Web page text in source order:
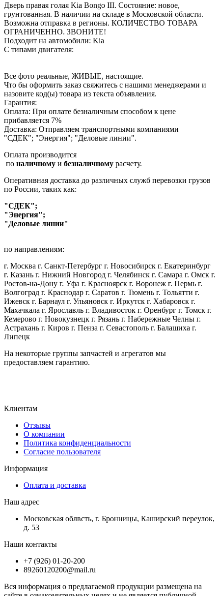
Дверь правая голая Kia Bongo III. Состояние: новое,
грунтованная. В наличии на складе в Московской области.
Возможна отправка в регионы. КОЛИЧЕСТВО ТОВАРА
ОГРАНИЧЕННО. ЗВОНИТЕ!
Подходит на автомобили: Kia
С типами двигателя:
Все фото реальные, ЖИВЫЕ, настоящие.
Что бы оформить заказ свяжитесь с нашими менеджерами и
назовите код(ы) товара из текста объявления.
Гарантия:
Оплата: При оплате безналичным способом к цене
прибавляется 7%
Доставка: Отправляем транспортными компаниями
"СДЕК"; "Энергия"; "Деловые линии".
Оплата производится
по наличному и безналичному расчету.
Оперативная доставка до различных служб перевозки грузов
по России, таких как:
"СДЕК";
"Энергия";
"Деловые линии"
по направлениям:
г. Москва г. Санкт-Петербург г. Новосибирск г. Екатеринбург
г. Казань г. Нижний Новгород г. Челябинск г. Самара г. Омск г.
Ростов-на-Дону г. Уфа г. Красноярск г. Воронеж г. Пермь г.
Волгоград г. Краснодар г. Саратов г. Тюмень г. Тольятти г.
Ижевск г. Барнаул г. Ульяновск г. Иркутск г. Хабаровск г.
Махачкала г. Ярославль г. Владивосток г. Оренбург г. Томск г.
Кемерово г. Новокузнецк г. Рязань г. Набережные Челны г.
Астрахань г. Киров г. Пенза г. Севастополь г. Балашиха г.
Липецк
На некоторые группы запчастей и агрегатов мы
предоставляем гарантию.
Клиентам
Отзывы
О компании
Политика конфиденциальности
Согласие пользователя
Информация
Оплата и доставка
Наш адрес
Московская облвсть, г. Бронницы, Каширский переулок,
д. 53
Наши контакты
+7 (926) 01-20-200
89260120200@mail.ru
Вся информация о предлагаемой продукции размещена на